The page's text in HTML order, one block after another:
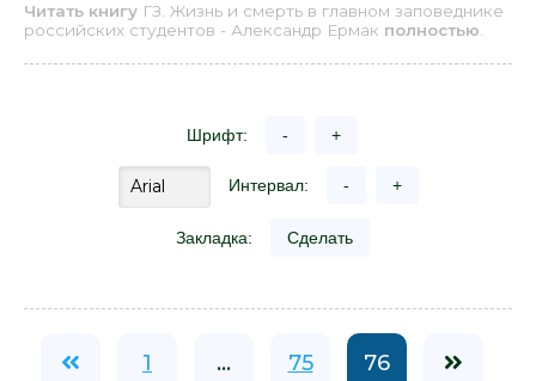
Читать книгу ГЗ. Жизнь и смерть в главном заповеднике
российских студентов - Александр Ермак полностью
Шрифт: - +
Интервал: - +
Закладка: Сделать
1 ... 75 76